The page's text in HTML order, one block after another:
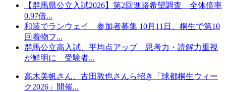
【群馬県公立入試2026】第2回進路希望調査 全体倍率
0.97倍...
和装でランウェイ 参加者募集 10月11日、桐生で第10
回着物フ...
群馬公立高入試、平均点アップ 思考力・読解力重視
が鮮明に 受験者...
高木美帆さん、古田敦也さんら招き「球都桐生ウィー
ク2026」開催...